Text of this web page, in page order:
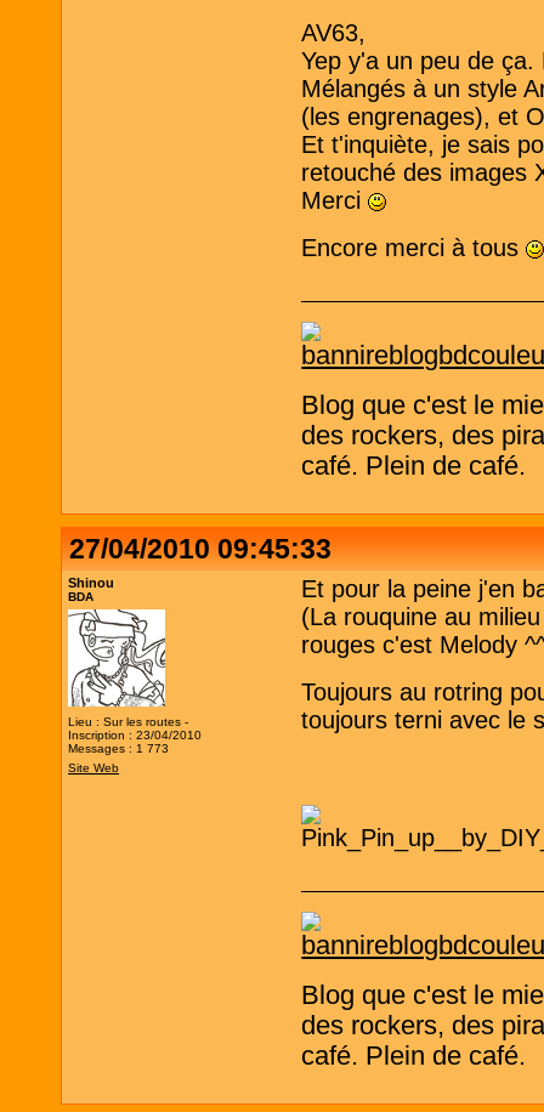
AV63,
Yep y'a un peu de
Mélangés à un style
(les engrenages), et
Et t'inquiète, je sais
retouché des images
Merci
Encore merci à tous
Blog que c'est le
des rockers, des
café. Plein de café.
27/04/2010 09:45:33
Shinou
BDA
Lieu : Sur les routes -
Inscription : 23/04/2010
Messages : 1 773
Site Web
Et pour la peine j'en
(La rouquine au
rouges c'est Melody
Toujours au rotring
toujours terni avec le
Blog que c'est le
des rockers, des
café. Plein de café.